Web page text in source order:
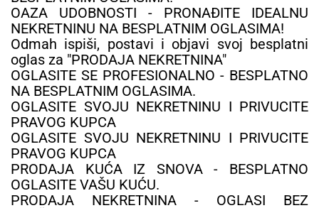
OAZA UDOBNOSTI - PRONAĐITE IDEALNU
NEKRETNINU NA BESPLATNIM OGLASIMA!
Odmah ispiši, postavi i objavi svoj besplatni
oglas za "PRODAJA NEKRETNINA"
OGLASITE SE PROFESIONALNO - BESPLATNO
NA BESPLATNIM OGLASIMA.
OGLASITE SVOJU NEKRETNINU I PRIVUCITE
PRAVOG KUPCA
OGLASITE SVOJU NEKRETNINU I PRIVUCITE
PRAVOG KUPCA
PRODAJA KUĆA IZ SNOVA - BESPLATNO
OGLASITE VAŠU KUĆU.
PRODAJA NEKRETNINA - OGLASI BEZ